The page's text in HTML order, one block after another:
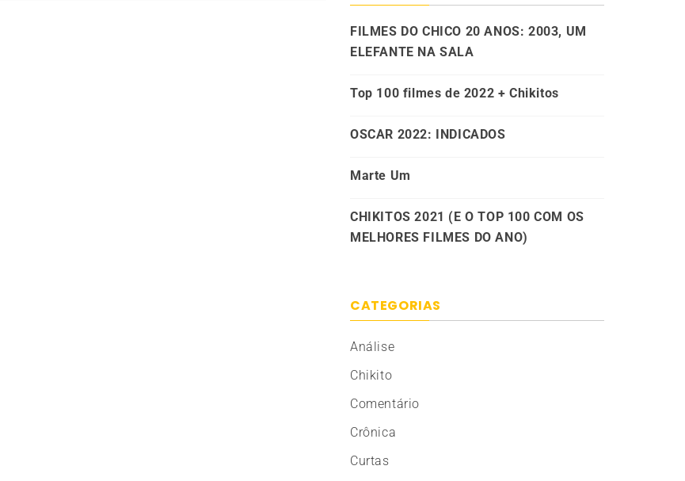
FILMES DO CHICO 20 ANOS: 2003, UM
ELEFANTE NA SALA
Top 100 filmes de 2022 + Chikitos
OSCAR 2022: INDICADOS
Marte Um
CHIKITOS 2021 (E O TOP 100 COM OS
MELHORES FILMES DO ANO)
CATEGORIAS
Análise
Chikito
Comentário
Crônica
Curtas